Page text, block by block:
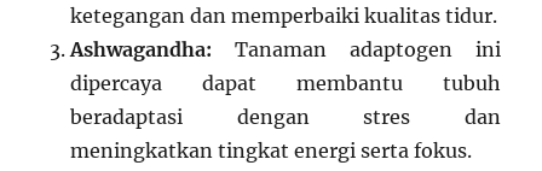
ketegangan dan memperbaiki kualitas tidur.
Ashwagandha: Tanaman adaptogen ini
dipercaya dapat membantu tubuh
beradaptasi dengan stres dan
meningkatkan tingkat energi serta fokus.